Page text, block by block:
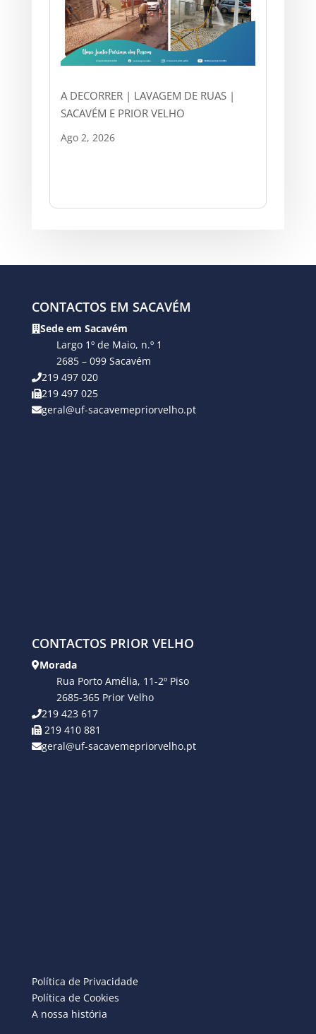
A DECORRER | LAVAGEM DE RUAS |
SACAVÉM E PRIOR VELHO
Ago 2, 2026
CONTACTOS EM SACAVÉM
Sede em Sacavém
Largo 1º de Maio, n.º 1
2685 – 099 Sacavém
219 497 020
219 497 025
geral@uf-sacavemepriorvelho.pt
CONTACTOS PRIOR VELHO
Morada
Rua Porto Amélia, 11-2º Piso
2685-365 Prior Velho
219 423 617
219 410 881
geral@uf-sacavemepriorvelho.pt
Política de Privacidade
Política de Cookies
A nossa história